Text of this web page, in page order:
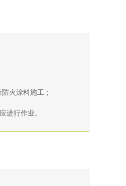
火涂料施工；
进行作业。